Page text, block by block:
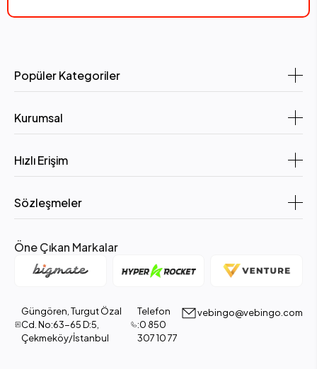
Popüler Kategoriler
Kurumsal
Hızlı Erişim
Sözleşmeler
Öne Çıkan Markalar
Güngören, Turgut Özal
Cd. No:63-65 D:5,
Çekmeköy/İstanbul
Telefon
:0 850
307 10 77
vebingo@vebingo.com